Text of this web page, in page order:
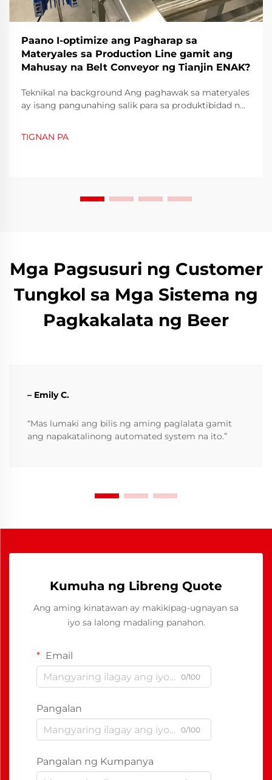
Paano I-optimize ang Pagharap sa
Materyales sa Production Line gamit ang
Mahusay na Belt Conveyor ng Tianjin ENAK?
Teknikal na background Ang paghawak sa materyales
ay isang pangunahing salik para sa produktibidad ng
kinasasangkutan ng pagpapacking, pagsusulod, at
TIGNAN PA
Mga Pagsusuri ng Customer
Tungkol sa Mga Sistema ng
Pagkakalata ng Beer
– Emily C.
“Mas lumaki ang bilis ng aming paglalata gamit
ang napakatalinong automated system na ito.”
Kumuha ng Libreng Quote
Ang aming kinatawan ay makikipag-ugnayan sa
iyo sa lalong madaling panahon.
Email
0/100
Pangalan
0/100
Pangalan ng Kumpanya